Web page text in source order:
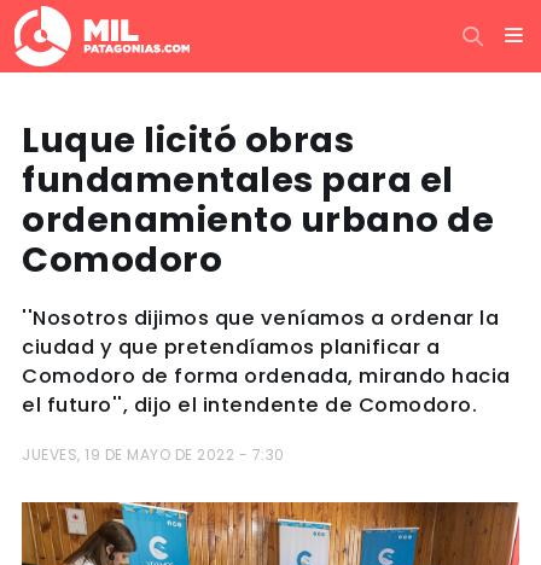
Luque licitó obras
fundamentales para el
ordenamiento urbano de
Comodoro
''Nosotros dijimos que veníamos a ordenar la
ciudad y que pretendíamos planificar a
Comodoro de forma ordenada, mirando hacia
el futuro'', dijo el intendente de Comodoro.
JUEVES, 19 DE MAYO DE 2022 - 7:30